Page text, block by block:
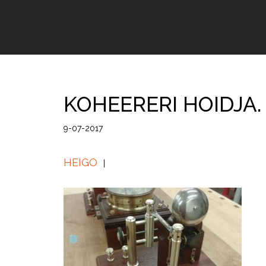
KOHEERERI HOIDJA.
9-07-2017
HEIGO